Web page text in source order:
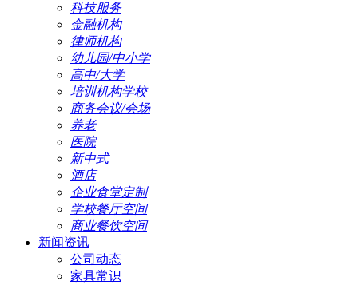
科技服务
金融机构
律师机构
幼儿园/中小学
高中/大学
培训机构学校
商务会议/会场
养老
医院
新中式
酒店
企业食堂定制
学校餐厅空间
商业餐饮空间
新闻资讯
公司动态
家具常识